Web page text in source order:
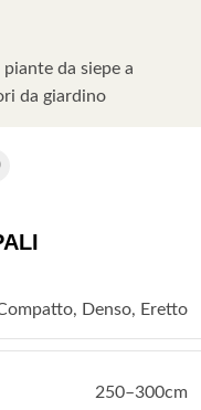
da siepe a
da giardino
, Denso, Eretto
250–300cm